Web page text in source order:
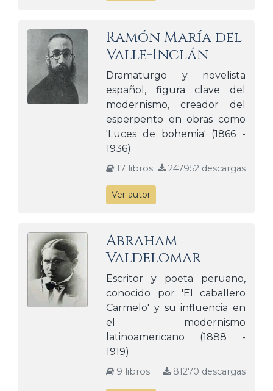
Ramón María del
Valle-Inclán
Dramaturgo y novelista
español, figura clave del
modernismo, creador del
esperpento en obras como
'Luces de bohemia' (1866 -
1936)
17 libros 247952 descargas
Ver autor
Abraham
Valdelomar
Escritor y poeta peruano,
conocido por 'El caballero
Carmelo' y su influencia en
el modernismo
latinoamericano (1888 -
1919)
9 libros 81270 descargas